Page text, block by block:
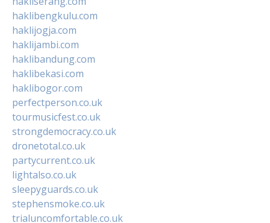
haklibengkulu.com
haklijogja.com
haklijambi.com
haklibandung.com
haklibekasi.com
haklibogor.com
perfectperson.co.uk
tourmusicfest.co.uk
strongdemocracy.co.uk
dronetotal.co.uk
partycurrent.co.uk
lightalso.co.uk
sleepyguards.co.uk
stephensmoke.co.uk
trialuncomfortable.co.uk